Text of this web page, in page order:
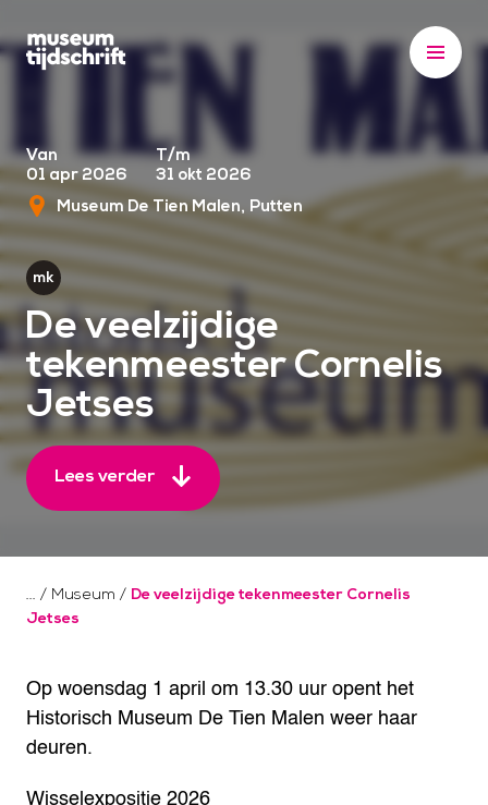
k
o
c
o
n
t
e
t
Van
01 apr 2026
T/m
31 okt 2026
Museum De Tien Malen Putten
De veelzijdige
tekenmeester Cornelis
Jetses
Lees verder
/ Museum / De veelzijdige tekenmeester Cornelis
Jetses
Op woensdag 1 april om 13.30 uur opent het
Historisch Museum De Tien Malen weer haar
deuren.